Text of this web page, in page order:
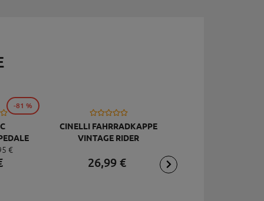
€
-81 %
CINELLI FAHRRADKAPPE
VINTAGE RIDER
26,99€